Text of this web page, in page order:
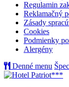
Regulamin
Reklamačný
Zásady
Cookies
Podmienky
Alergény
Denné menu